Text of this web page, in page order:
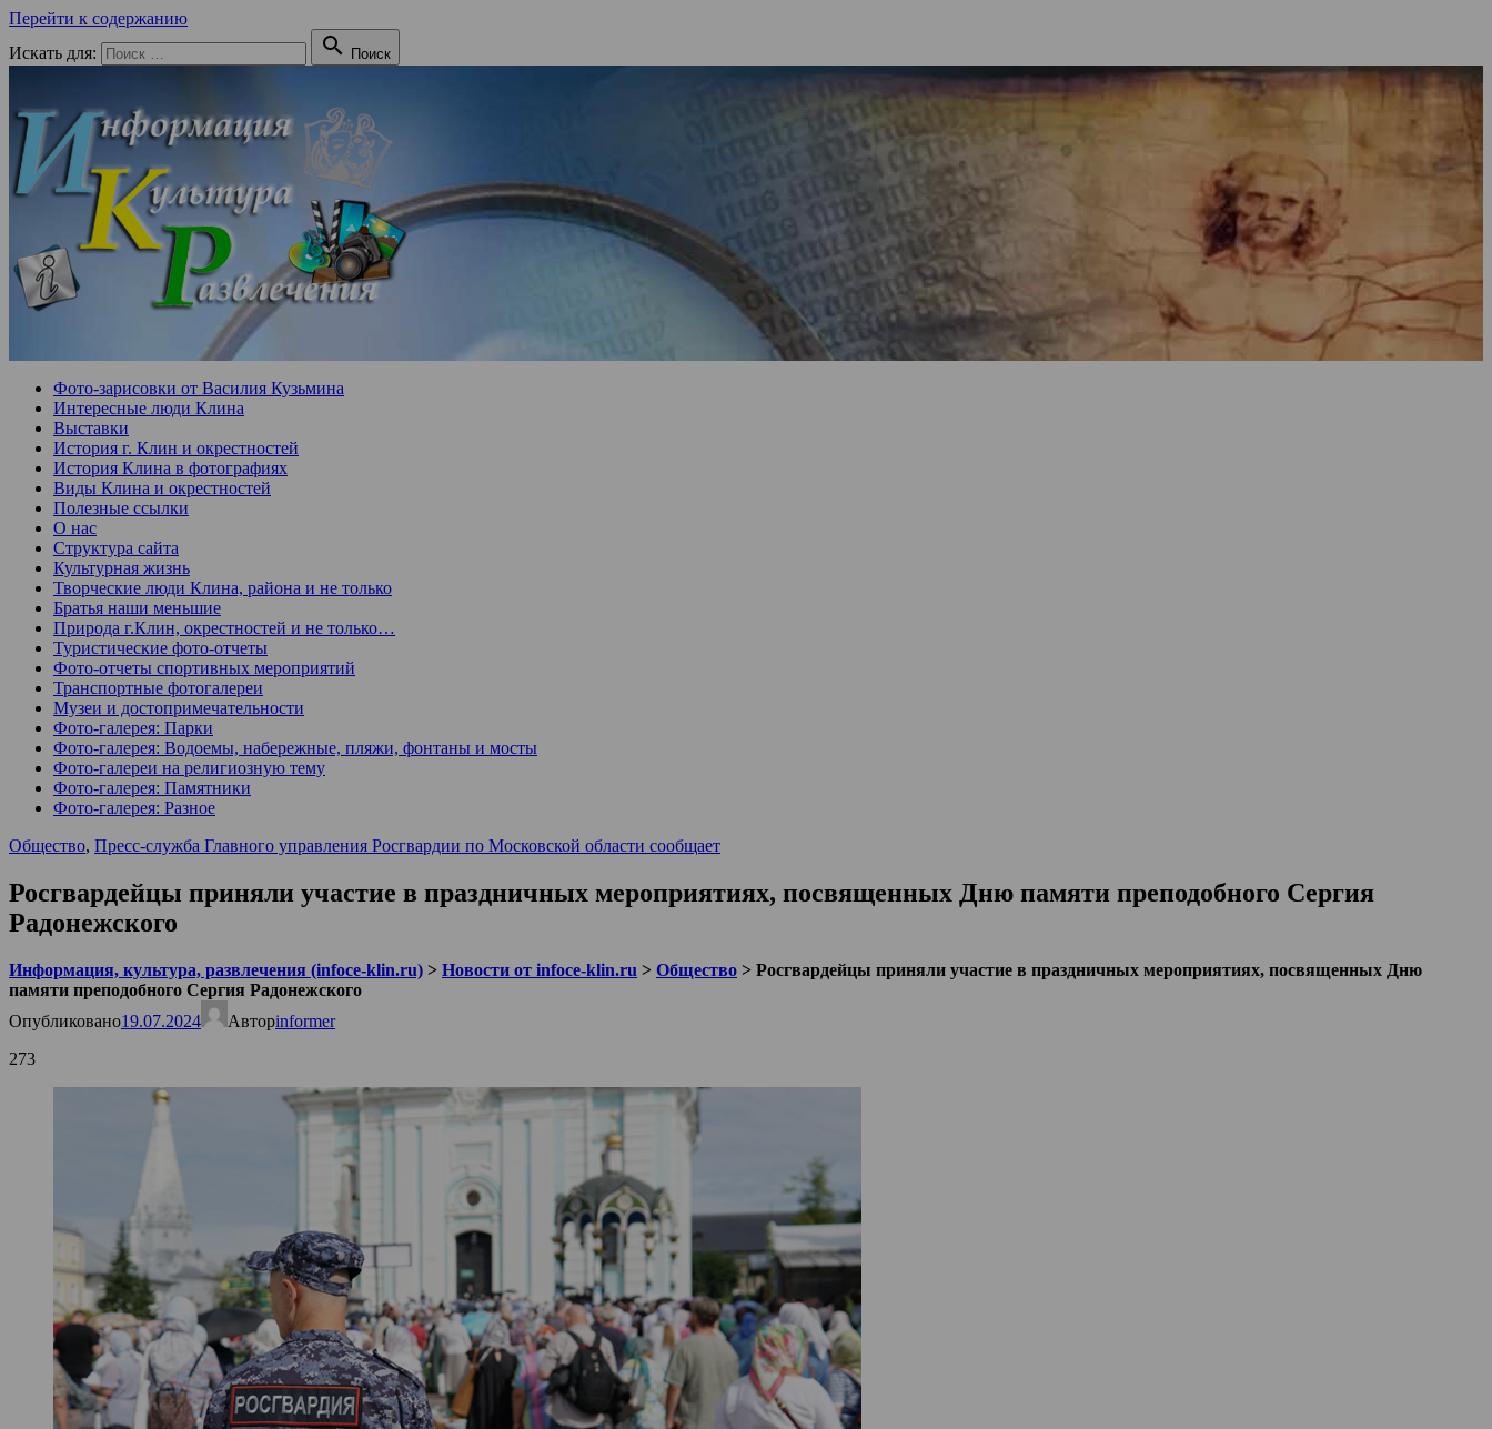
Перейти к содержанию
Искать для:
 Поиск
Фото-зарисовки от Василия Кузьмина
Интересные люди Клина
Выставки
История г. Клин и окрестностей
История Клина в фотографиях
Виды Клина и окрестностей
Полезные ссылки
О нас
Структура сайта
Культурная жизнь
Творческие люди Клина, района и не только
Братья наши меньшие
Природа г.Клин, окрестностей и не только…
Туристические фото-отчеты
Фото-отчеты спортивных мероприятий
Транспортные фотогалереи
Музеи и достопримечательности
Фото-галерея: Парки
Фото-галерея: Водоемы, набережные, пляжи, фонтаны и мосты
Фото-галереи на религиозную тему
Фото-галерея: Памятники
Фото-галерея: Разное
Общество, Пресс-служба Главного управления Росгвардии по Московской области сообщает
Росгвардейцы приняли участие в праздничных мероприятиях, посвященных Дню памяти преподобного Сергия
Радонежского
Информация, культура, развлечения (infoce-klin.ru) > Новости от infoce-klin.ru > Общество > Росгвардейцы приняли участие в праздничных мероприятиях, посвященных Дню
памяти преподобного Сергия Радонежского
Опубликовано19.07.2024 Авторinformer
273